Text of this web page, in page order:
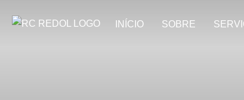
INÍCIO SOBRE